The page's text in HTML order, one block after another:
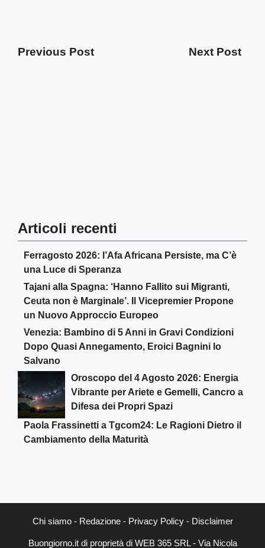
Previous Post Next Post
Articoli recenti
Ferragosto 2026: l’Afa Africana Persiste, ma C’è
una Luce di Speranza
Tajani alla Spagna: ‘Hanno Fallito sui Migranti,
Ceuta non è Marginale’. Il Vicepremier Propone
un Nuovo Approccio Europeo
Venezia: Bambino di 5 Anni in Gravi Condizioni
Dopo Quasi Annegamento, Eroici Bagnini lo
Salvano
Oroscopo del 4 Agosto 2026: Energia
Vibrante per Ariete e Gemelli, Cancro a
Difesa dei Propri Spazi
Paola Frassinetti a Tgcom24: Le Ragioni Dietro il
Cambiamento della Maturità
Chi siamo- Redazione- Privacy Policy- Disclaimer
Buongiorno.it di proprietà di WEB 365 SRL - Via Nicola